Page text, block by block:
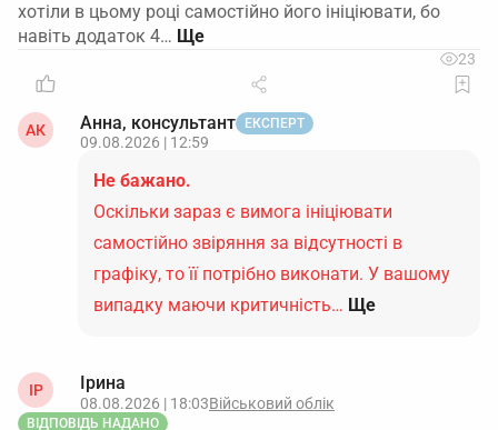
хотіли в цьому році самостійно його ініціювати, бо
навіть додаток 4…
23
АК Анна, консультант ЕКСПЕРТ
09.08.2026 | 12:59
Не бажано.
Оскільки зараз є вимога ініціювати
самостійно звіряння за відсутності в
графіку, то її потрібно виконати. У вашому
випадку маючи критичність… Ще
ІР Ірина
08.08.2026 | 18:03Військовий облік
ВІДПОВІДЬ НАДАНО